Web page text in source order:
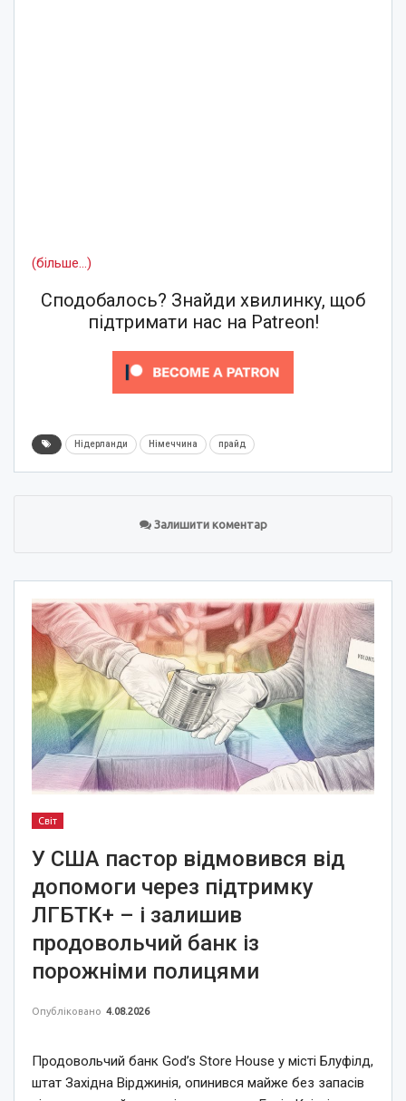
(більше…)
Сподобалось? Знайди хвилинку, щоб
підтримати нас на Patreon!
Нідерланди Німеччина прайд
Залишити коментар
Світ
У США пастор відмовився від
допомоги через підтримку
ЛГБТК+ – і залишив
продовольчий банк із
порожніми полицями
Опубліковано 4.08.2026
Продовольчий банк God’s Store House у місті Блуфілд,
штат Західна Вірджинія, опинився майже без запасів